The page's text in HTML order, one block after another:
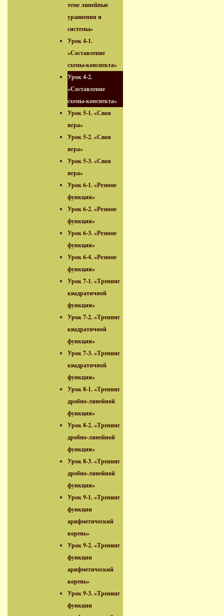
теме линейные
уравнения и
системы»
Урок 4-1.
«Составление
схемы-конспекта»
Урок 4-2.
«Составление
схемы-конспекта»
Урок 5-1. «Своя
игра»
Урок 5-2. «Своя
игра»
Урок 5-3. «Своя
игра»
Урок 6-1. «Резюме
функции»
Урок 6-2. «Резюме
функции»
Урок 6-3. «Резюме
функции»
Урок 6-4. «Резюме
функции»
Урок 7-1. «Тренинг
квадратичной
функции»
Урок 7-2. «Тренинг
квадратичной
функции»
Урок 7-3. «Тренинг
квадратичной
функции»
Урок 8-1. «Тренинг
дробно-линейной
функции»
Урок 8-2. «Тренинг
дробно-линейной
функции»
Урок 8-3. «Тренинг
дробно-линейной
функции»
Урок 9-1. «Тренинг
функции
арифметический
корень»
Урок 9-2. «Тренинг
функции
арифметический
корень»
Урок 9-3. «Тренинг
функции